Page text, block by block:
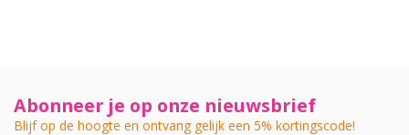
Abonneer je op onze nieuwsbrief
Blijf op de hoogte en ontvang gelijk een 5% kortingscode!